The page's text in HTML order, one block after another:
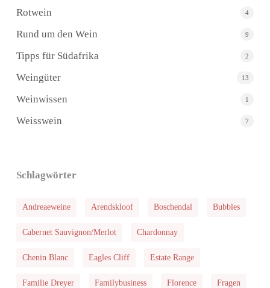
Rotwein 4
Rund um den Wein 9
Tipps für Südafrika 2
Weingüter 13
Weinwissen 1
Weisswein 7
Schlagwörter
Andreaeweine Arendskloof Boschendal Bubbles
Cabernet Sauvignon/Merlot Chardonnay
Chenin Blanc Eagles Cliff Estate Range
Familie Dreyer Familybusiness Florence Fragen